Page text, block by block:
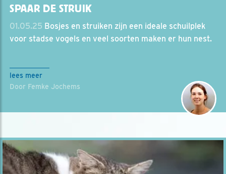
SPAAR DE STRUIK
01.05.25 Bosjes en struiken zijn een ideale schuilplek
voor stadse vogels en veel soorten maken er hun nest.
lees meer
Door Femke Jochems